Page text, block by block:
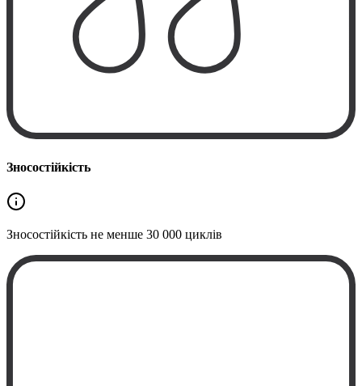
Зносостійкість
Зносостійкість не менше 30 000 циклів